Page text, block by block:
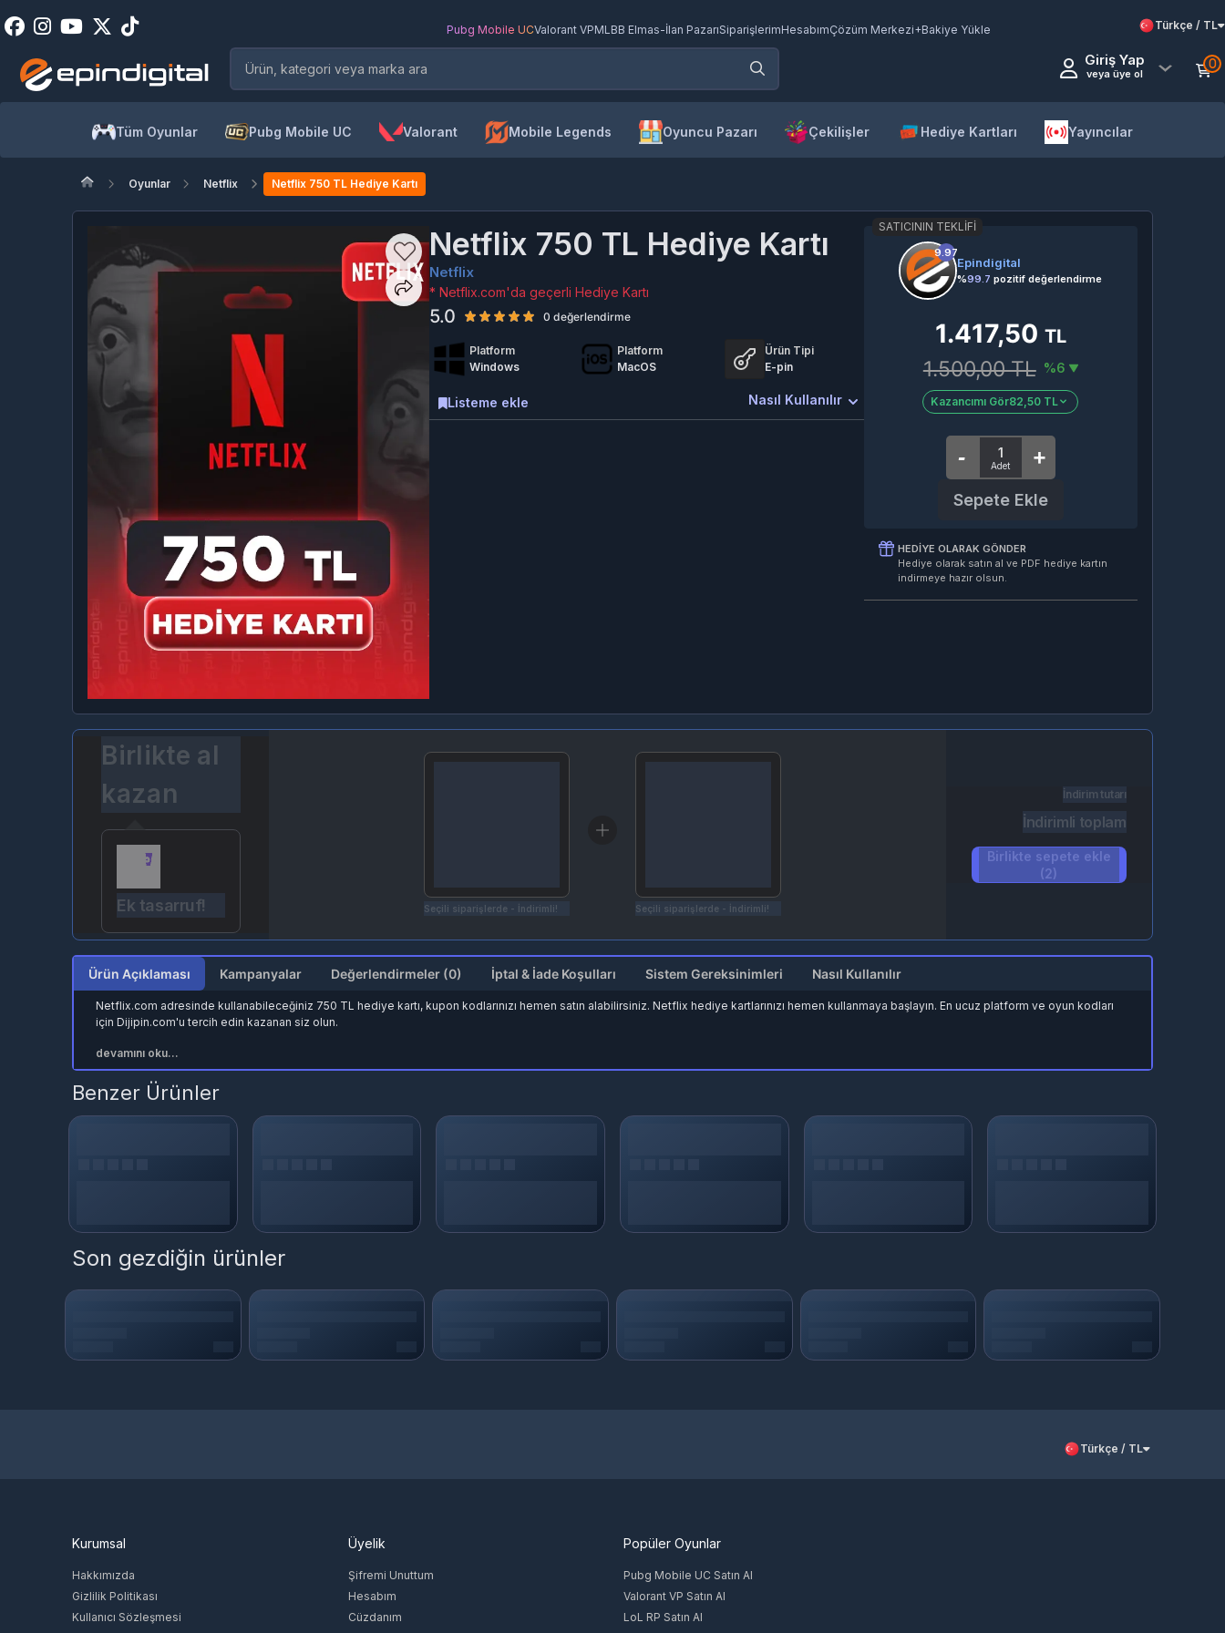
Pubg Mobile UCValorant VPMLBB Elmas-İlan PazarıSiparişlerimHesabımÇözüm Merkezi+Bakiye Yükle Türkçe / TL
Giriş Yap
veya üye ol
0
Tüm Oyunlar Pubg Mobile UC Valorant Mobile Legends Oyuncu Pazarı Çekilişler Hediye Kartları Yayıncılar
Oyunlar Netflix Netflix 750 TL Hediye Kartı
Netflix 750 TL Hediye Kartı
Netflix
* Netflix.com'da geçerli Hediye Kartı
5.0 0 değerlendirme
Platform
Windows
Platform
MacOS
Ürün Tipi
E-pin
Nasıl Kullanılır
Listeme ekle
SATICININ TEKLIFI
9.97
Epindigital
%99.7 pozitif değerlendirme
1.417,50 TL
1.500,00 TL %6
Kazancımı Gör82,50 TL
Sepete Ekle
HEDIYE OLARAK GÖNDER
Hediye olarak satın al ve PDF hediye kartın
indirmeye hazır olsun.
Birlikte al
kazan
Ek tasarruf! Seçili siparişlerde - İndirimli! Seçili siparişlerde - İndirimli!
İndirim tutarı
İndirimli toplam
Birlikte sepete ekle
(2)
Ürün Açıklaması Kampanyalar Değerlendirmeler (0) İptal & İade Koşulları Sistem Gereksinimleri Nasıl Kullanılır
Netflix.com adresinde kullanabileceğiniz 750 TL hediye kartı, kupon kodlarınızı hemen satın alabilirsiniz. Netflix hediye kartlarınızı hemen kullanmaya başlayın. En ucuz platform ve oyun kodları
için Dijipin.com'u tercih edin kazanan siz olun.
devamını oku...
Benzer Ürünler
Son gezdiğin ürünler
Türkçe / TL
Kurumsal
Hakkımızda
Gizlilik Politikası
Kullanıcı Sözleşmesi
Üyelik
Şifremi Unuttum
Hesabım
Cüzdanım
Popüler Oyunlar
Pubg Mobile UC Satın Al
Valorant VP Satın Al
LoL RP Satın Al